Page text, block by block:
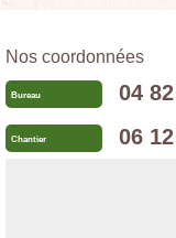
Nos coordonnées
Bureau 04
Chantier 06